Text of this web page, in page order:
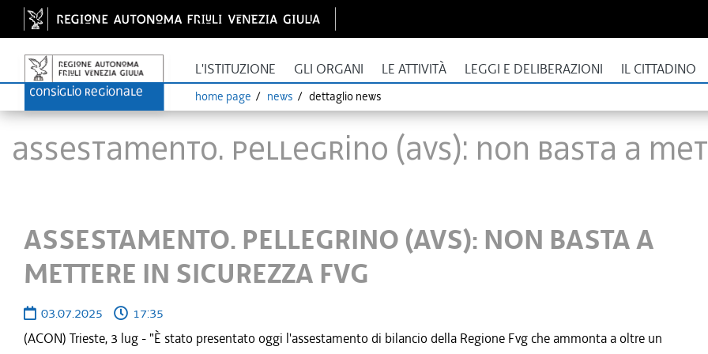
L'ISTITUZIONE GLI ORGANI LE ATTIVITÀ LEGGI E DELIBERAZIONI IL CITTADINO
home page news dettaglio news
ASSESTAMENTO. PELLEGRINO (AVS): NON BASTA A
ASSESTAMENTO. PELLEGRINO (AVS): NON BASTA A
METTERE IN SICUREZZA FVG
03.07.2025
17:35
(ACON) Trieste, 3 lug - "È stato presentato oggi l'assestamento di bilancio della Regione Fvg che ammonta a oltre un